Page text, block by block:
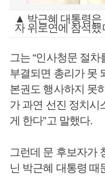
▲ 박근혜 대통령은
자 위로연에 참석했
그는 “인사청문 절
부결되면 총리가 못
본권도 행사하지 못
가 과연 선진 정치시
게 한다”고 말했다.
그런데 문 후보자가
닌 박근혜 대통령 때